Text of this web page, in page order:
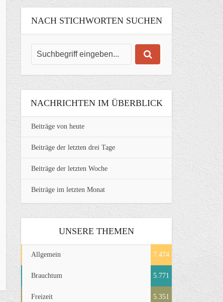
NACH STICHWORTEN SUCHEN
NACHRICHTEN IM ÜBERBLICK
Beiträge von heute
Beiträge der letzten drei Tage
Beiträge der letzten Woche
Beiträge im letzten Monat
UNSERE THEMEN
Allgemein 7.474
Brauchtum 5.771
Freizeit 5.351